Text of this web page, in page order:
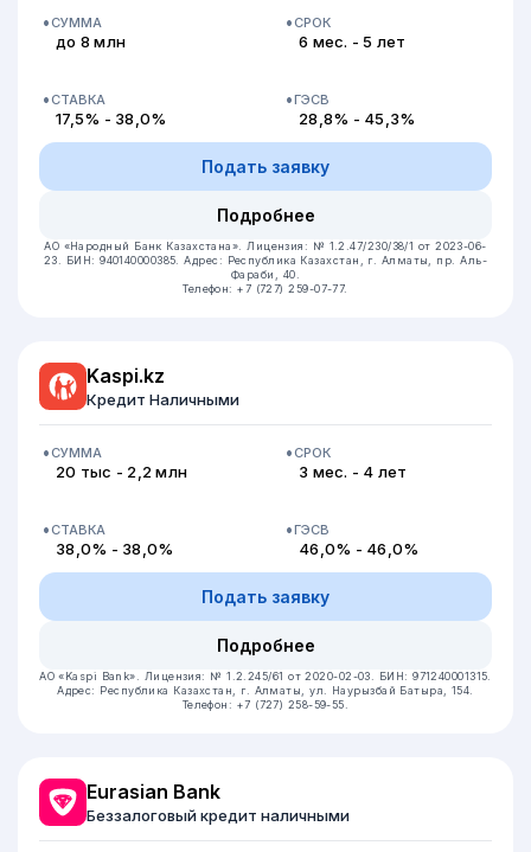
СУММА
до 8 млн
СРОК
6 мес. - 5 лет
СТАВКА
17,5% - 38,0%
ГЭСВ
28,8% - 45,3%
Подать заявку
Подробнее
АО «Народный Банк Казахстана». Лицензия: № 1.2.47/230/38/1 от 2023-06-
23.
БИН: 940140000385.Адрес: Республика Казахстан, г. Алматы, пр. Аль-
Фараби, 40.
Телефон: +7 (727) 259-07-77.
Kaspi.kz
Кредит Наличными
СУММА
20 тыс - 2,2 млн
СРОК
3 мес. - 4 лет
СТАВКА
38,0% - 38,0%
ГЭСВ
46,0% - 46,0%
Подать заявку
Подробнее
АО «Kaspi Bank». Лицензия: № 1.2.245/61 от 2020-02-03.
БИН: 971240001315.
Адрес: Республика Казахстан, г. Алматы, ул. Наурызбай Батыра, 154.
Телефон: +7 (727) 258-59-55.
Eurasian Bank
Беззалоговый кредит наличными